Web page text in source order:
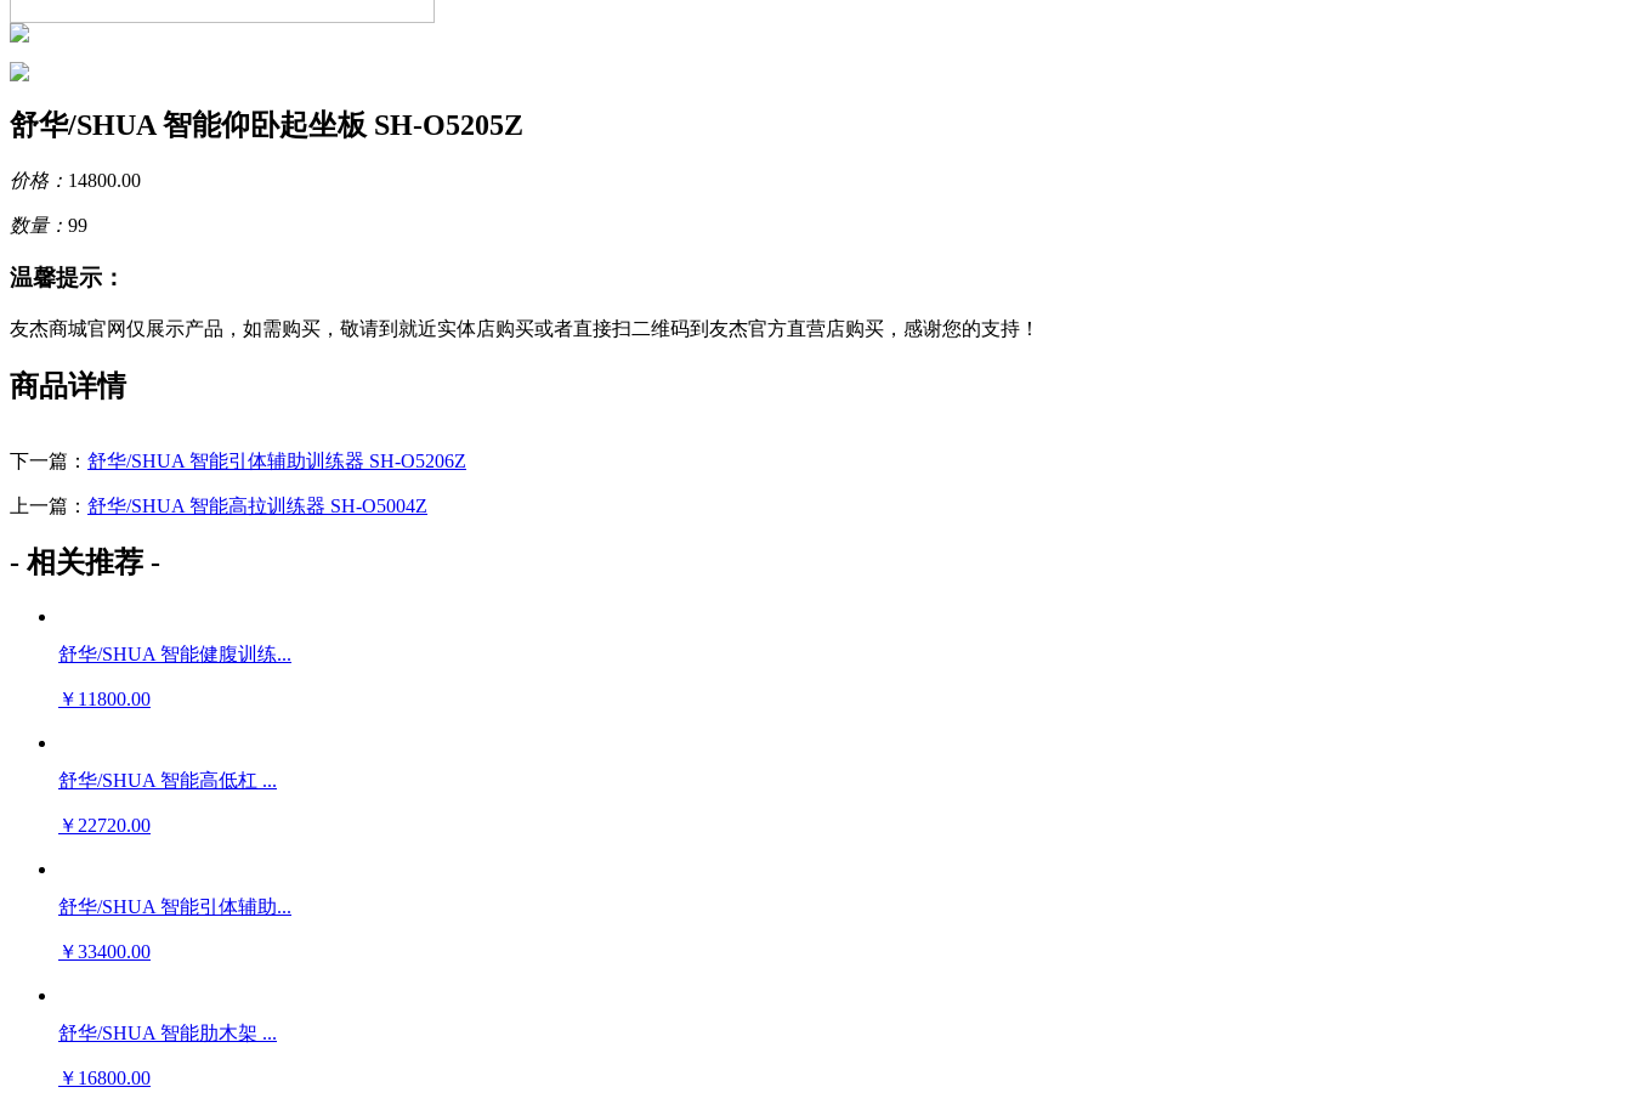
舒华/SHUA 智能仰卧起坐板 SH-O5205Z
价格： 14800.00
数量： 99
温馨提示：
友杰商城官网仅展示产品，如需购买，敬请到就近实体店购买或者直接扫二维码到友杰官方直营店购买，感谢您的支持！
商品详情
下一篇： 舒华/SHUA 智能引体辅助训练器 SH-O5206Z
上一篇： 舒华/SHUA 智能高拉训练器 SH-O5004Z
- 相关推荐 -
舒华/SHUA 智能健腹训练...
￥11800.00
舒华/SHUA 智能高低杠 ...
￥22720.00
舒华/SHUA 智能引体辅助...
￥33400.00
舒华/SHUA 智能肋木架 ...
￥16800.00